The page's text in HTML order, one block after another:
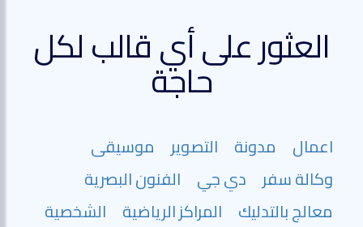
العثور على أي قالب لكل
حاجة
اعمال مدونة التصوير موسيقى
وكالة سفر دي جي الفنون البصرية
معالج بالتدليك المراكز الرياضية الشخصية